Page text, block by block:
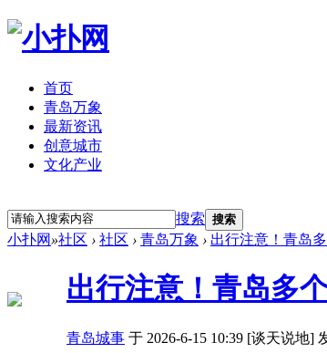
首页
青岛万象
最新资讯
创意城市
文化产业
搜索 搜索
小扑网 »社区 › 社区 › 青岛万象 › 出行注意！青岛
出行注意！青岛多
青岛城事 于 2026-6-15 10:39 [谈天说地]